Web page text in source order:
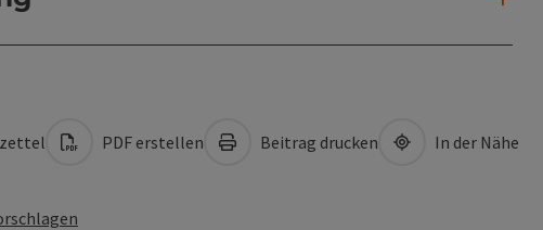
PDF erstellen Beitrag drucken In der Nähe